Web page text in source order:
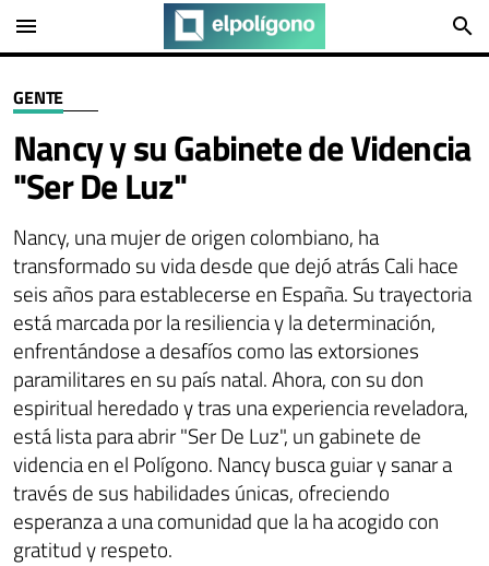
menu search
GENTE
Nancy y su Gabinete de Videncia
"Ser De Luz"
Nancy, una mujer de origen colombiano, ha
transformado su vida desde que dejó atrás Cali hace
seis años para establecerse en España. Su trayectoria
está marcada por la resiliencia y la determinación,
enfrentándose a desafíos como las extorsiones
paramilitares en su país natal. Ahora, con su don
espiritual heredado y tras una experiencia reveladora,
está lista para abrir "Ser De Luz", un gabinete de
videncia en el Polígono. Nancy busca guiar y sanar a
través de sus habilidades únicas, ofreciendo
esperanza a una comunidad que la ha acogido con
gratitud y respeto.